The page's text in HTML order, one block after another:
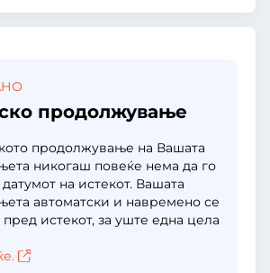
продолжување
продолжување на Вашата
никогаш повеќе нема да го
на истекот. Вашата
автоматски и навремено се
истекот, за уште една цела